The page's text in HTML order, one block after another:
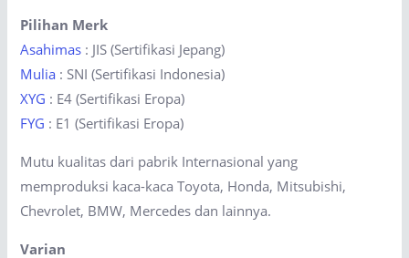
Pilihan Merk
Asahimas : JIS (Sertifikasi Jepang)
Mulia : SNI (Sertifikasi Indonesia)
XYG : E4 (Sertifikasi Eropa)
FYG : E1 (Sertifikasi Eropa)
Mutu kualitas dari pabrik Internasional yang
memproduksi kaca-kaca Toyota, Honda, Mitsubishi,
Chevrolet, BMW, Mercedes dan lainnya.
Varian